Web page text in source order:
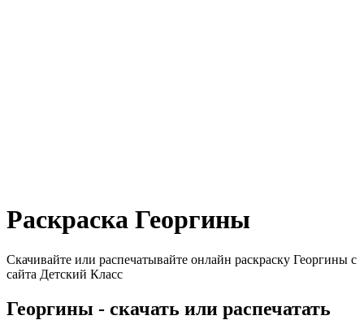
Раскраска Георгины
Скачивайте или распечатывайте онлайн раскраску Георгины с
сайта Детский Класс
Георгины - скачать или распечатать